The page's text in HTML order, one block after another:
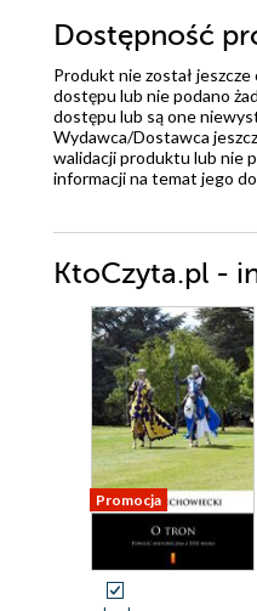
Dostępność
Produkt nie został
dostępu lub nie podano
dostępu lub są one
Wydawca/Dostawca
walidacji produktu lub nie
informacji na temat jego
KtoCzyta.pl -
Promocja